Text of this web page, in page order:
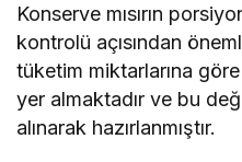
Konserve mısırın
kontrolü açısından
tüketim miktarlarına
yer almaktadır ve bu
alınarak hazırlanmıştır.